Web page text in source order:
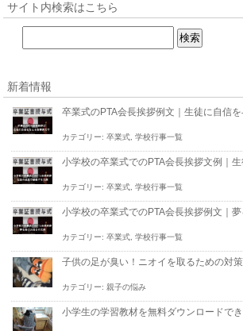
サイト内検索はこちら
新着情報
卒業式のPTA会長挨拶例文｜生徒に自信
カテゴリー:卒業式,学校行事一覧
小学校の卒業式でのPTA会長挨拶文例｜
カテゴリー:卒業式,学校行事一覧
小学校の卒業式でのPTA会長挨拶例文｜
カテゴリー:卒業式,学校行事一覧
子供の足が臭い！ニオイを取るための対
カテゴリー:親子の悩み
小学生の学習教材を無料ダウンロードで